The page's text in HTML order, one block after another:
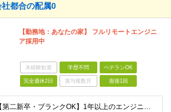
都合の配属0
【勤務地：あなたの家】 フルリモートエンジニ
ア採用中
未経験歓迎 学歴不問 ベテランOK
完全週休2日 賞与複数月 面接1回
【第二新卒・ブランクOK】1年以上のエンジニア経験がある方(開発・インフラ・工程・言語一切不問） 文理・学歴不問 【歓迎条件】 ◆AI・クラウド案件に参画したい方 ◆下流工程から上流工程へステップア